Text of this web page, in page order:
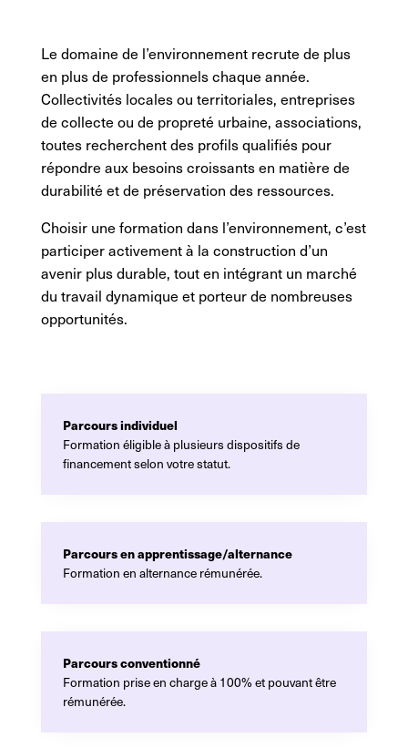
Le domaine de l’environnement recrute de plus
en plus de professionnels chaque année.
Collectivités locales ou territoriales, entreprises
de collecte ou de propreté urbaine, associations,
toutes recherchent des profils qualifiés pour
répondre aux besoins croissants en matière de
durabilité et de préservation des ressources.
Choisir une formation dans l’environnement, c’est
participer activement à la construction d’un
avenir plus durable, tout en intégrant un marché
du travail dynamique et porteur de nombreuses
opportunités.
Parcours individuel
Formation éligible à plusieurs dispositifs de
financement selon votre statut.
Parcours en apprentissage/alternance
Formation en alternance rémunérée.
Parcours conventionné
Formation prise en charge à 100% et pouvant être
rémunérée.